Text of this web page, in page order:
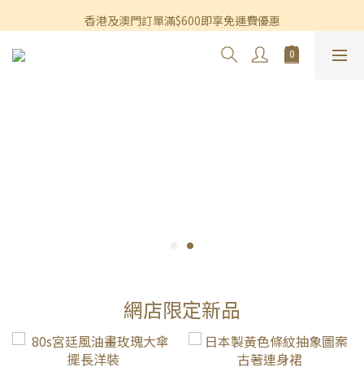
香港及澳門訂單滿$600即享免運費優惠
香港及澳門訂單滿$600即享免運費優惠
3個月內買滿$1,200可享永久九折優惠
網店限定新品